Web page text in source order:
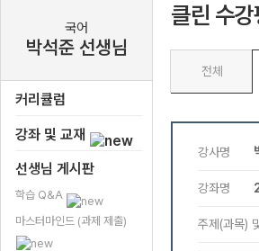
국어
박석준 선생님
커리큘럼
강좌 및 교재
선생님 게시판
학습 Q&A
마스터마인드 (과제 제출)
클린 수강
전체